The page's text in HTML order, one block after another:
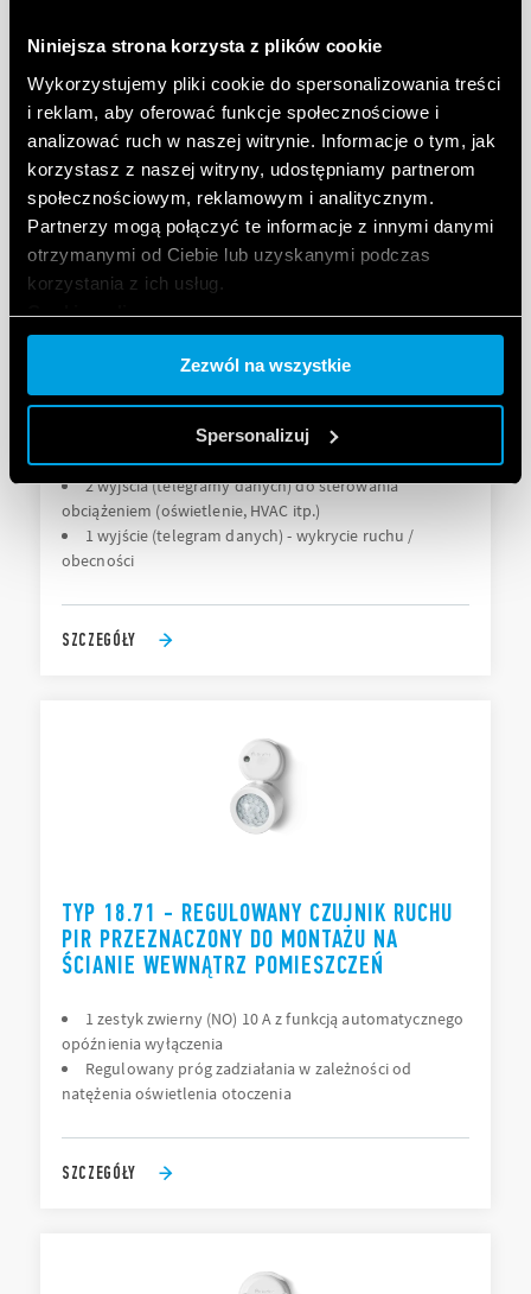
Niniejsza strona korzysta z plików cookie
Wykorzystujemy pliki cookie do spersonalizowania treści
i reklam, aby oferować funkcje społecznościowe i
analizować ruch w naszej witrynie. Informacje o tym, jak
korzystasz z naszej witryny, udostępniamy partnerom
społecznościowym, reklamowym i analitycznym.
Partnerzy mogą połączyć te informacje z innymi danymi
otrzymanymi od Ciebie lub uzyskanymi podczas
korzystania z ich usług.
Cookie policy.
Zezwól na wszystkie
Spersonalizuj
ON/OFF kontrola z wczesnym ostrzeganiem
SZCZEGÓŁY
TYP 18.5K - CZUJNIK RUCHU I OBECNOŚCI
2 wyjścia (telegramy danych) do sterowania
obciążeniem (oświetlenie, HVAC itp.)
1 wyjście (telegram danych) - wykrycie ruchu /
obecności
SZCZEGÓŁY
TYP 18.71 - REGULOWANY CZUJNIK RUCHU
PIR PRZEZNACZONY DO MONTAŻU NA
ŚCIANIE WEWNĄTRZ POMIESZCZEŃ
1 zestyk zwierny (NO) 10 A z funkcją automatycznego
opóźnienia wyłączenia
Regulowany próg zadziałania w zależności od
natężenia oświetlenia otoczenia
SZCZEGÓŁY